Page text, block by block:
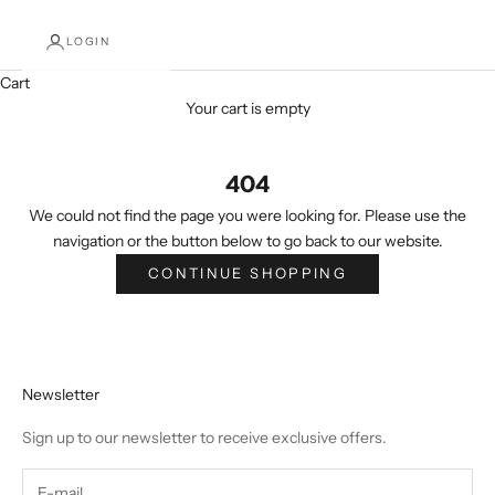
LOGIN
Cart
Your cart is empty
404
We could not find the page you were looking for. Please use the
navigation or the button below to go back to our website.
CONTINUE SHOPPING
Newsletter
Sign up to our newsletter to receive exclusive offers.